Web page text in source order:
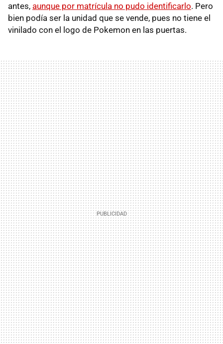
antes, aunque por matrícula no pudo identificarlo. Pero
bien podía ser la unidad que se vende, pues no tiene el
vinilado con el logo de Pokemon en las puertas.